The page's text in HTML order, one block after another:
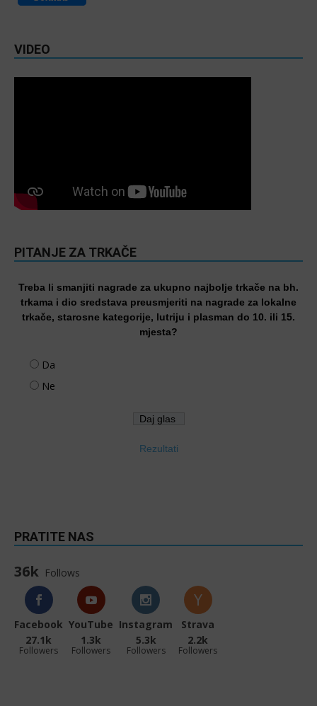
VIDEO
PITANJE ZA TRKAČE
Treba li smanjiti nagrade za ukupno najbolje trkače na bh.
trkama i dio sredstava preusmjeriti na nagrade za lokalne
trkače, starosne kategorije, lutriju i plasman do 10. ili 15.
mjesta?
Da
Ne
Rezultati
PRATITE NAS
36k Follows
Facebook
27.1k
Followers
YouTube
1.3k
Followers
Instagram
5.3k
Followers
Strava
2.2k
Followers